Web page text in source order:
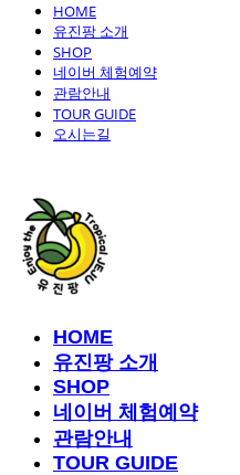
HOME
유진팡 소개
SHOP
네이버 체험예약
관람안내
TOUR GUIDE
오시는길
HOME
유진팡 소개
SHOP
네이버 체험예약
관람안내
TOUR GUIDE